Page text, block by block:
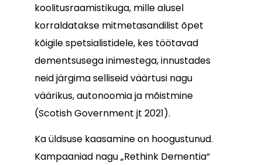
koolitusraamistikuga, mille alusel
korraldatakse mitmetasandilist õpet
kõigile spetsialistidele, kes töötavad
dementsusega inimestega, innustades
neid järgima selliseid väärtusi nagu
väärikus, autonoomia ja mõistmine
(Scotish Government jt 2021).
Ka üldsuse kaasamine on hoogustunud.
Kampaaniad nagu „Rethink Dementia“